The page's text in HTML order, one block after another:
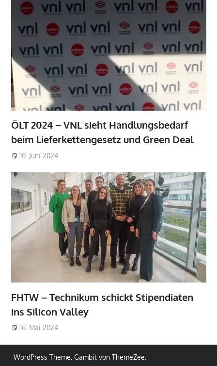
ÖLT 2024 – VNL sieht Handlungsbedarf
beim Lieferkettengesetz und Green Deal
10. Juni 2024
FHTW – Technikum schickt Stipendiaten
ins Silicon Valley
16. Mai 2024
WordPress Theme: Gambit von ThemeZee.